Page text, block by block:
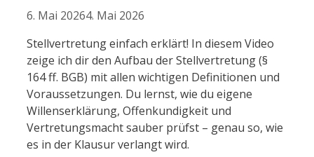
6. Mai 20264. Mai 2026
Stellvertretung einfach erklärt! In diesem Video
zeige ich dir den Aufbau der Stellvertretung (§
164 ff. BGB) mit allen wichtigen Definitionen und
Voraussetzungen. Du lernst, wie du eigene
Willenserklärung, Offenkundigkeit und
Vertretungsmacht sauber prüfst – genau so, wie
es in der Klausur verlangt wird.